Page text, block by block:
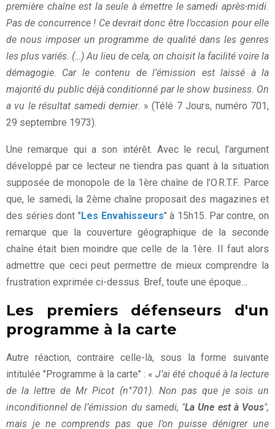
première chaîne est la seule à émettre le samedi après-midi.
Pas de concurrence ! Ce devrait donc être l’occasion pour elle
de nous imposer un programme de qualité dans les genres
les plus variés. (…) Au lieu de cela, on choisit la facilité voire la
démagogie. Car le contenu de l’émission est laissé à la
majorité du public déjà conditionné par le show business. On
a vu le résultat samedi dernier. » (Télé 7 Jours, numéro 701,
29 septembre 1973).
Une remarque qui a son intérêt. Avec le recul, l’argument
développé par ce lecteur ne tiendra pas quant à la situation
supposée de monopole de la 1ère chaîne de l’O.R.T.F.. Parce
que, le samedi, la 2ème chaîne proposait des magazines et
des séries dont " Les Envahisseurs" à 15h15. Par contre, on
remarque que la couverture géographique de la seconde
chaîne était bien moindre que celle de la 1ère. Il faut alors
admettre que ceci peut permettre de mieux comprendre la
frustration exprimée ci-dessus. Bref, toute une époque…
Les premiers défenseurs d'un
programme à la carte
Autre réaction, contraire celle-là, sous la forme suivante
intitulée "Programme à la carte" : «J’ai été choqué à la lecture
de la lettre de Mr Picot (n°701). Non pas que je sois un
inconditionnel de l’émission du samedi, "La Une est à Vous",
mais je ne comprends pas que l’on puisse dénigrer une